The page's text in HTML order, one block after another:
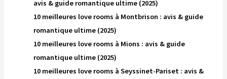
avis & guide romantique ultime (2025)
10 meilleures love rooms à Montbrison : avis & guide
romantique ultime (2025)
10 meilleures love rooms à Mions : avis & guide
romantique ultime (2025)
10 meilleures love rooms à Seyssinet-Pariset : avis &